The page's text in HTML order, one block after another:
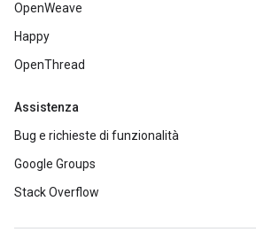
OpenWeave
Happy
OpenThread
Assistenza
Bug e richieste di funzionalità
Google Groups
Stack Overflow